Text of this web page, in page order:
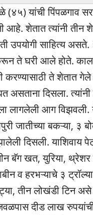
(४५) यांची पिंपळगाव
आहे. शेतात त्यांनी
उपयोगी साहित्य
करून ते घरी आले होते.
करण्यासाठी ते शेतात
असताना दिसला. त्यांनी
लागलेली आग विझवली.
जातीच्या बकऱ्या, ३
दिसली. याशिवाय
बॅग खत, युरिया, थ्रेशर
व हरभऱ्याचे ३
तीन लोखंडी टिन
दीड लाख